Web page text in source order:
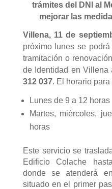
trámitesdel DNI al
mejorar las
Villena, 11 de
próximo lunes se
tramitación o
de Identidad en Villena
312 037. El horario
Lunes de 9 a 12 horas
Martes, miércoles,
horas
Este servicio se
Edificio Colache
donde se atenderá
situado en el primer